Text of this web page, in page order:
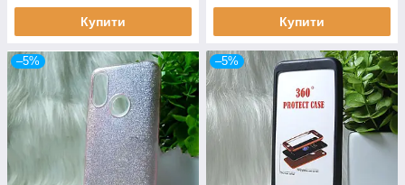
Купити Купити
–5% –5%